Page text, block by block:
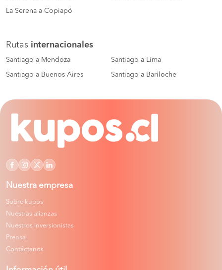
La Serena a Copiapó
Rutas internacionales
Santiago a Mendoza Santiago a Lima
Santiago a Buenos Aires Santiago a Bariloche
Nuestra empresa
Sobre kupos
Nuestras alianzas
Nuestros inversionistas
Prensa
Contáctanos